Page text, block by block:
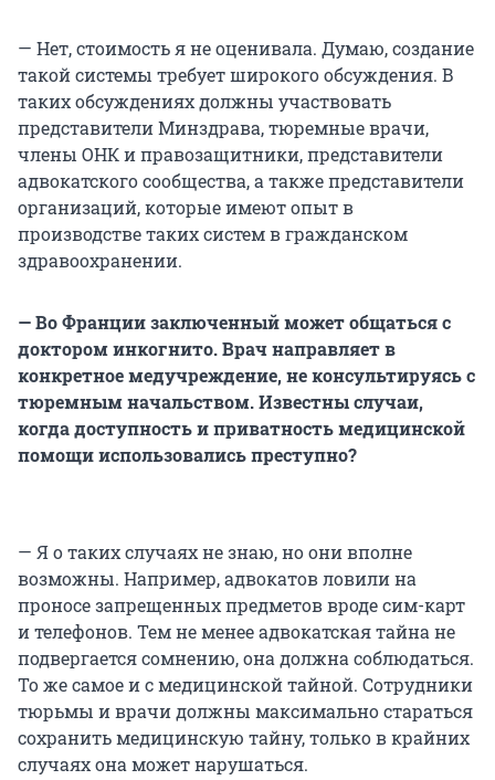
— Нет, стоимость я не оценивала. Думаю, создание
такой системы требует широкого обсуждения. В
таких обсуждениях должны участвовать
представители Минздрава, тюремные врачи,
члены ОНК и правозащитники, представители
адвокатского сообщества, а также представители
организаций, которые имеют опыт в
производстве таких систем в гражданском
здравоохранении.
— Во Франции заключенный может общаться с
доктором инкогнито. Врач направляет в
конкретное медучреждение, не консультируясь с
тюремным начальством. Известны случаи,
когда доступность и приватность медицинской
помощи использовались преступно?
— Я о таких случаях не знаю, но они вполне
возможны. Например, адвокатов ловили на
проносе запрещенных предметов вроде сим-карт
и телефонов. Тем не менее адвокатская тайна не
подвергается сомнению, она должна соблюдаться.
То же самое и с медицинской тайной. Сотрудники
тюрьмы и врачи должны максимально стараться
сохранить медицинскую тайну, только в крайних
случаях она может нарушаться.